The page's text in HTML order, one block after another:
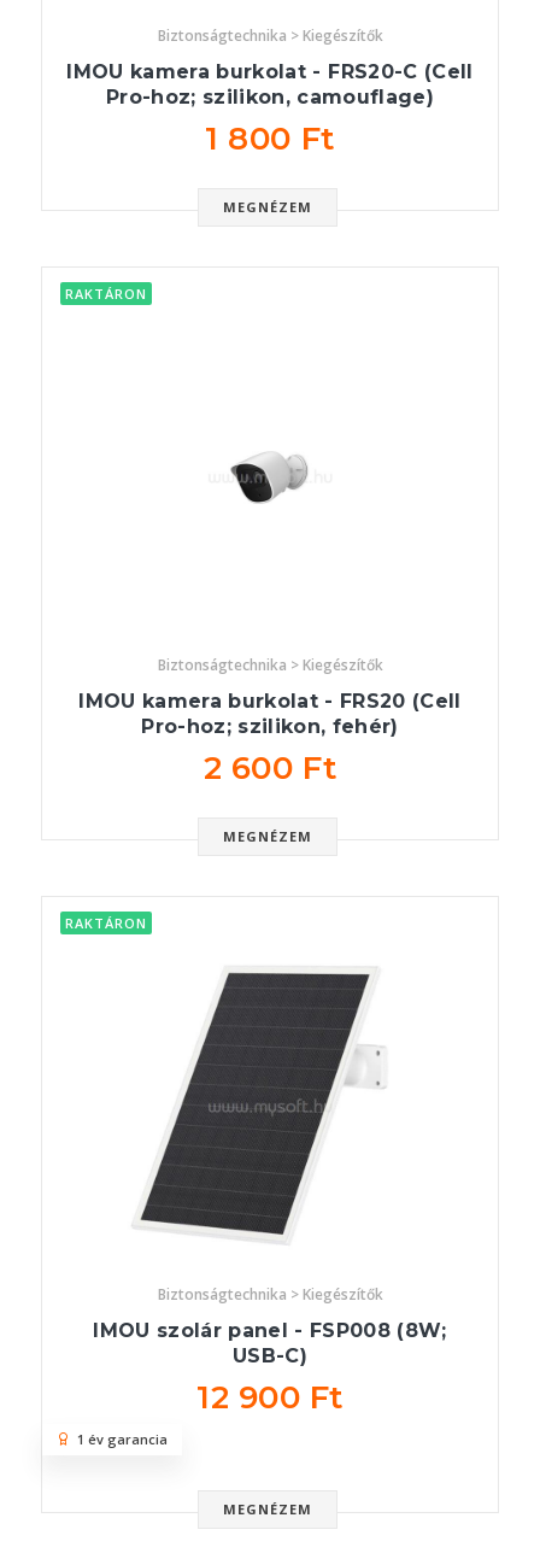
Biztonságtechnika > Kiegészítők
IMOU kamera burkolat - FRS20-C (Cell
Pro-hoz; szilikon, camouflage)
1 800 Ft
MEGNÉZEM
RAKTÁRON
Biztonságtechnika > Kiegészítők
IMOU kamera burkolat - FRS20 (Cell
Pro-hoz; szilikon, fehér)
2 600 Ft
MEGNÉZEM
RAKTÁRON
Biztonságtechnika > Kiegészítők
IMOU szolár panel - FSP008 (8W;
USB-C)
12 900 Ft
MEGNÉZEM
1 év garancia